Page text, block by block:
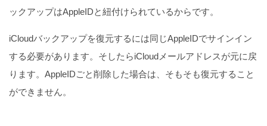
ックアップはAppleIDと紐付けられているからです。
iCloudバックアップを復元するには同じAppleIDでサインイン
する必要があります。そしたらiCloudメールアドレスが元に戻
ります。AppleIDごと削除した場合は、そもそも復元すること
ができません。